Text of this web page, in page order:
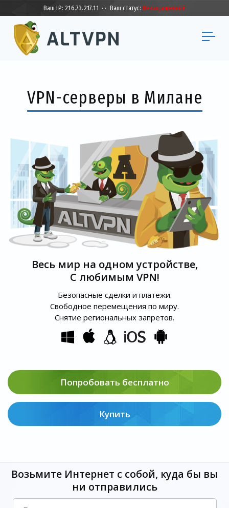
Ваш IP:216.73.217.11 · · Ваш статус: Незащищенный
VPN-серверы в Милане
Весь мир на одном устройстве,
С любимым VPN!
Безопасные сделки и платежи.
Свободное перемещения по миру.
Снятие региональных запретов.
Попробовать бесплатно
Купить
Возьмите Интернет с собой, куда бы вы
ни отправились